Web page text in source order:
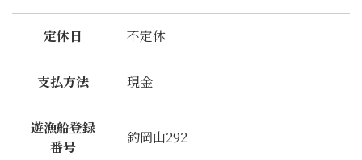
定休日 不定休
支払方法 現金
遊漁船登録
番号
釣岡山292